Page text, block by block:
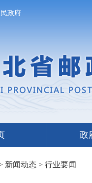
政府
政
新闻动态> 行业要闻